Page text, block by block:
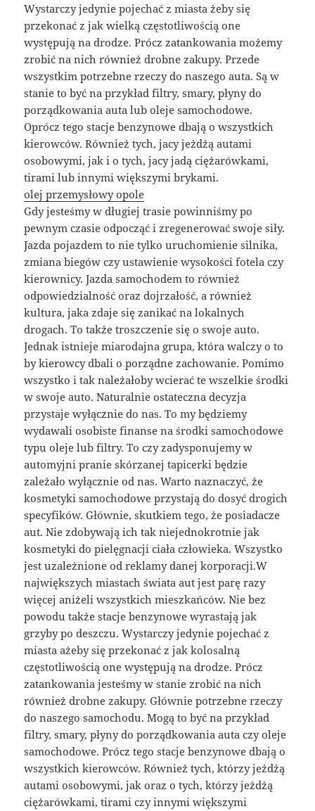
Wystarczy jedynie pojechać z miasta żeby się
przekonać z jak wielką częstotliwością one
występują na drodze. Prócz zatankowania możemy
zrobić na nich również drobne zakupy. Przede
wszystkim potrzebne rzeczy do naszego auta. Są w
stanie to być na przykład filtry, smary, płyny do
porządkowania auta lub oleje samochodowe.
Oprócz tego stacje benzynowe dbają o wszystkich
kierowców. Również tych, jacy jeżdżą autami
osobowymi, jak i o tych, jacy jadą ciężarówkami,
tirami lub innymi większymi brykami.
olej przemysłowy opole
Gdy jesteśmy w długiej trasie powinniśmy po
pewnym czasie odpocząć i zregenerować swoje siły.
Jazda pojazdem to nie tylko uruchomienie silnika,
zmiana biegów czy ustawienie wysokości fotela czy
kierownicy. Jazda samochodem to również
odpowiedzialność oraz dojrzałość, a również
kultura, jaka zdaje się zanikać na lokalnych
drogach. To także troszczenie się o swoje auto.
Jednak istnieje miarodajna grupa, która walczy o to
by kierowcy dbali o porządne zachowanie. Pomimo
wszystko i tak należałoby wcierać te wszelkie środki
w swoje auto. Naturalnie ostateczna decyzja
przystaje wyłącznie do nas. To my będziemy
wydawali osobiste finanse na środki samochodowe
typu oleje lub filtry. To czy zadysponujemy w
automyjni pranie skórzanej tapicerki będzie
zależało wyłącznie od nas. Warto naznaczyć, że
kosmetyki samochodowe przystają do dosyć drogich
specyfików. Głównie, skutkiem tego, że posiadacze
aut. Nie zdobywają ich tak niejednokrotnie jak
kosmetyki do pielęgnacji ciała człowieka. Wszystko
jest uzależnione od reklamy danej korporacji.W
największych miastach świata aut jest parę razy
więcej aniżeli wszystkich mieszkańców. Nie bez
powodu także stacje benzynowe wyrastają jak
grzyby po deszczu. Wystarczy jedynie pojechać z
miasta ażeby się przekonać z jak kolosalną
częstotliwością one występują na drodze. Prócz
zatankowania jesteśmy w stanie zrobić na nich
również drobne zakupy. Głównie potrzebne rzeczy
do naszego samochodu. Mogą to być na przykład
filtry, smary, płyny do porządkowania auta czy oleje
samochodowe. Prócz tego stacje benzynowe dbają o
wszystkich kierowców. Również tych, którzy jeżdżą
autami osobowymi, jak oraz o tych, którzy jeżdżą
ciężarówkami, tirami czy innymi większymi